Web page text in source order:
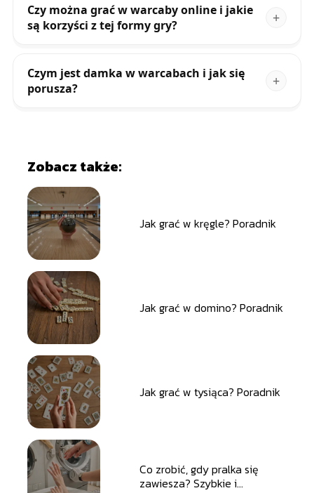
Czy można grać w warcaby online i jakie
są korzyści z tej formy gry?
Czym jest damka w warcabach i jak się
porusza?
Zobacz także:
Jak grać w kręgle? Poradnik
Jak grać w domino? Poradnik
Jak grać w tysiąca? Poradnik
Co zrobić, gdy pralka się
zawiesza? Szybkie i